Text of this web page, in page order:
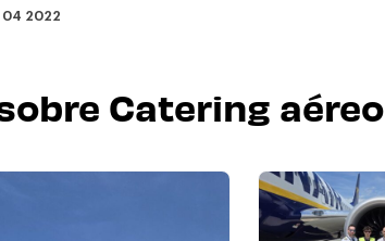
04 2022
Catering aéreo